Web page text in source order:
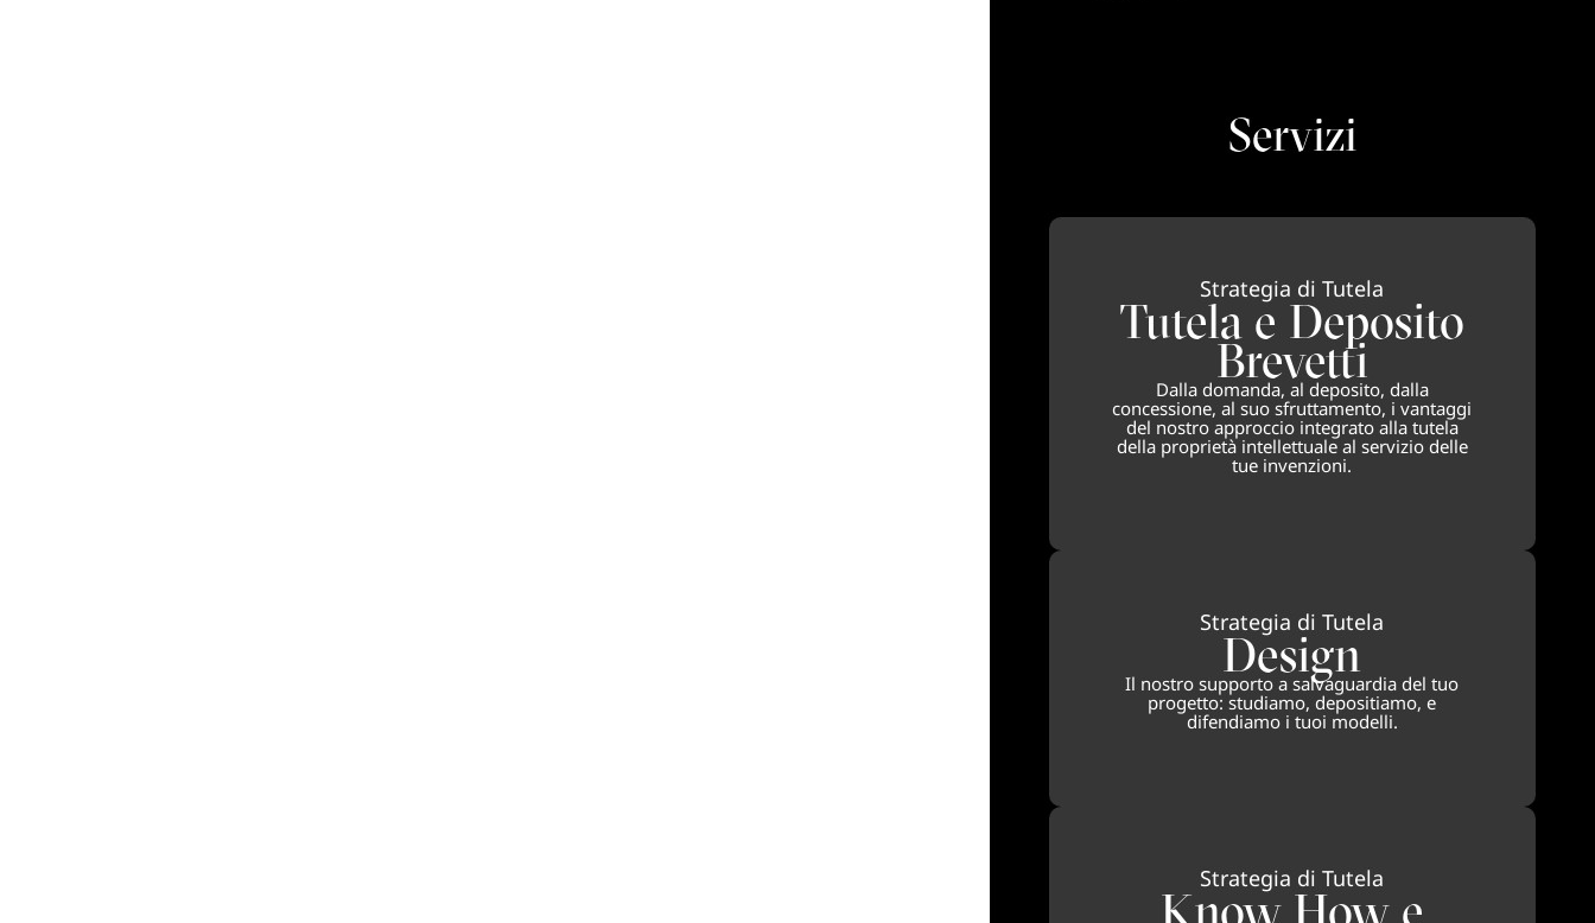
Servizi
Strategia di Tutela
Tutela e Deposito
Brevetti
Dalla domanda, al deposito, dalla
concessione, al suo sfruttamento, i vantaggi
del nostro approccio integrato alla tutela
della proprietà intellettuale al servizio delle
tue invenzioni.
Strategia di Tutela
Design
Il nostro supporto a salvaguardia del tuo
progetto: studiamo, depositiamo, e
difendiamo i tuoi modelli.
Strategia di Tutela
Know How e